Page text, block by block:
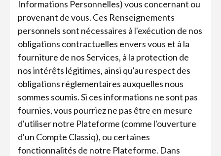
Informations Personnelles) vous concernant ou
provenant de vous. Ces Renseignements
personnels sont nécessaires à l'exécution de nos
obligations contractuelles envers vous et à la
fourniture de nos Services, à la protection de
nos intérêts légitimes, ainsi qu'au respect des
obligations réglementaires auxquelles nous
sommes soumis. Si ces informations ne sont pas
fournies, vous pourriez ne pas être en mesure
d'utiliser notre Plateforme (comme l'ouverture
d'un Compte Classiq), ou certaines
fonctionnalités de notre Plateforme. Dans